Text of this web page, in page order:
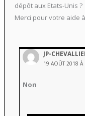
dépôt aux Etats-Unis ?
Merci pour votre aide
JP-
19 AOÛT 2018
Non